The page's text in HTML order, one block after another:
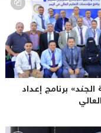
برنامج إعداد